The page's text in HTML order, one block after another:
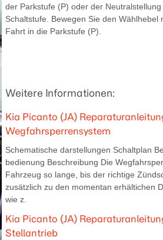
der Parkstufe (P) oder der
Schaltstufe. Bewegen Sie den Wählhebel
Fahrt in die Parkstufe (P).
Weitere Informationen:
Kia Picanto (JA)
Wegfahrsperrensystem
Schematische darstellungen Schaltplan
bedienung Beschreibung Die
Fahrzeug so lange, bis der richtige
zusätzlich zu den momentan erhältichen
wie z.
Kia Picanto (JA)
Stellantrieb